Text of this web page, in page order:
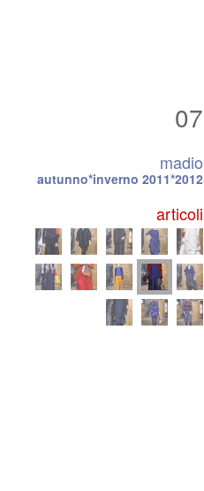
07
madio
autunno*inverno 2011*2012
articoli